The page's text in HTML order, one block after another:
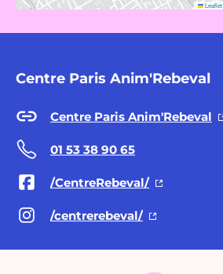
Leaflet
Centre Paris Anim'Rebeval
Centre Paris Anim'Rebeval
01 53 38 90 65
/CentreRebeval/
/centrerebeval/